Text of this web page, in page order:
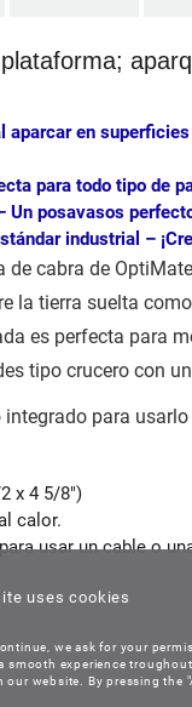
aparcar en
para todo tipo de
Un posavasos
industrial –
cabra de
la tierra suelta
es perfecta para
tipo crucero con
integrado para
x 4 5/8″)
calor.
usar un cable o
uses cookies
we ask for your
smooth experience
our website. By pressing the